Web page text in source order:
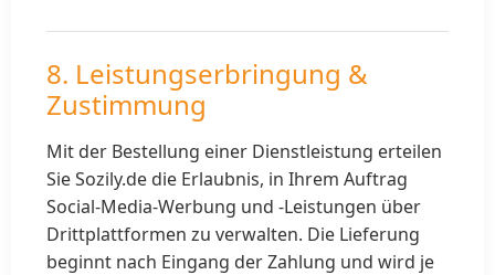
8. Leistungserbringung &
Zustimmung
Mit der Bestellung einer Dienstleistung erteilen
Sie Sozily.de die Erlaubnis, in Ihrem Auftrag
Social-Media-Werbung und -Leistungen über
Drittplattformen zu verwalten. Die Lieferung
beginnt nach Eingang der Zahlung und wird je